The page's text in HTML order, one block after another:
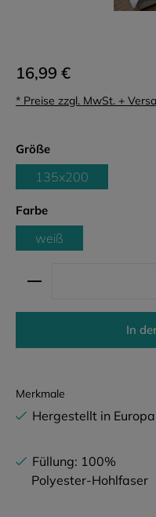
16,99 €
* Preise zzgl. MwSt. +
Größeauswählen
135x200
Farbeauswählen
weiß
Produkt Anzahl:
In
Merkmale
Hergestellt in Europa
Füllung: 100%
Polyester-Hohlfaser